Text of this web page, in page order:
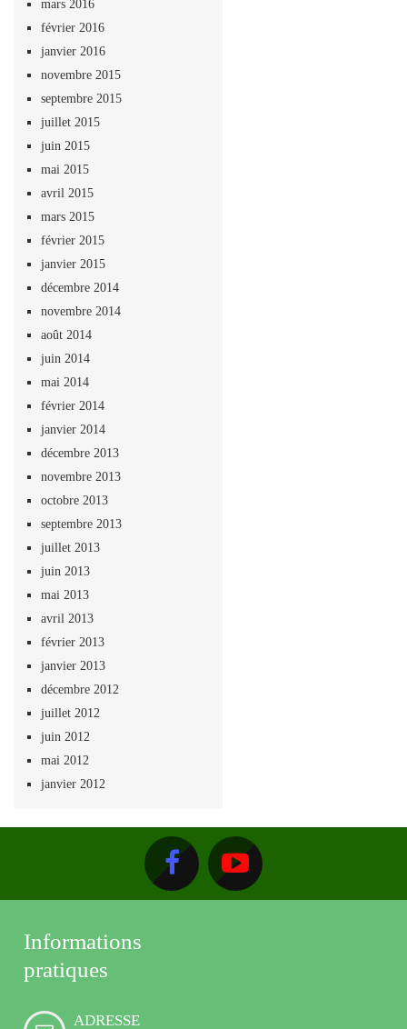
mars 2016
février 2016
janvier 2016
novembre 2015
septembre 2015
juillet 2015
juin 2015
mai 2015
avril 2015
mars 2015
février 2015
janvier 2015
décembre 2014
novembre 2014
août 2014
juin 2014
mai 2014
février 2014
janvier 2014
décembre 2013
novembre 2013
octobre 2013
septembre 2013
juillet 2013
juin 2013
mai 2013
avril 2013
février 2013
janvier 2013
décembre 2012
juillet 2012
juin 2012
mai 2012
janvier 2012
Informations
pratiques
ADRESSE